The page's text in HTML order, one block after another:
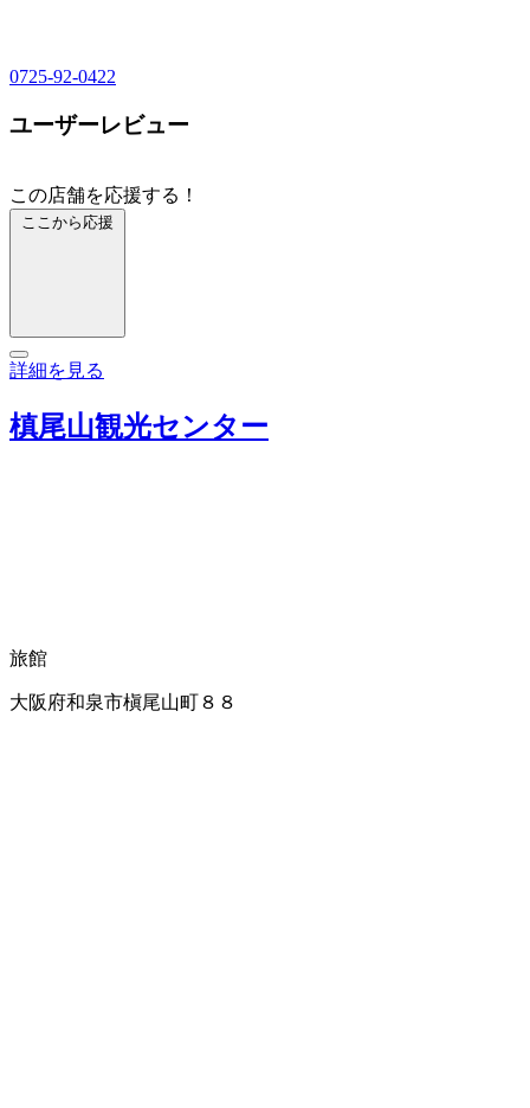
0725-92-0422
ユーザーレビュー
この店舗を応援する！
ここから応援
詳細を見る
槙尾山観光センター
旅館
大阪府和泉市槇尾山町８８